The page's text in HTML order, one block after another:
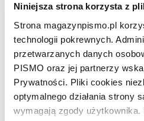
Niniejsza strona korzysta z
Strona magazynpismo.pl
technologii pokrewnych.
przetwarzanych danych
PISMO oraz jej partnerzy
Prywatności. Pliki cookies
optymalnego działania strony
wymagają zgody użytkownika.